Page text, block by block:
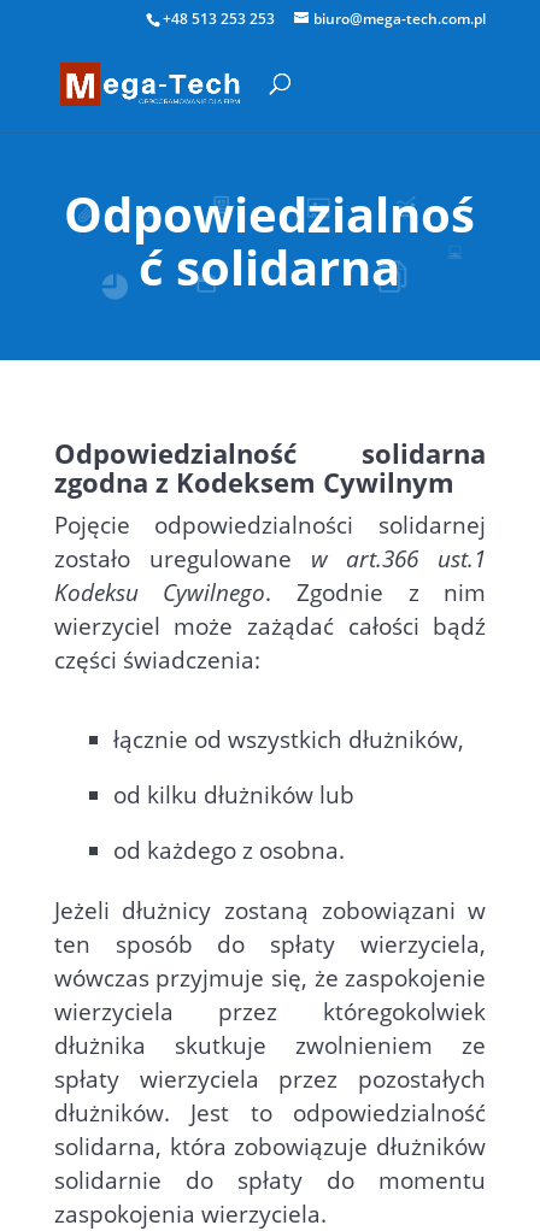
+48 513 253 253 biuro@mega-tech.com.pl
Odpowiedzialnoś
ć solidarna
Odpowiedzialność solidarna
zgodna z Kodeksem Cywilnym
Pojęcie odpowiedzialności solidarnej
zostało uregulowane w art.366 ust.1
Kodeksu Cywilnego. Zgodnie z nim
wierzyciel może zażądać całości bądź
części świadczenia:
łącznie od wszystkich dłużników,
od kilku dłużników lub
od każdego z osobna.
Jeżeli dłużnicy zostaną zobowiązani w
ten sposób do spłaty wierzyciela,
wówczas przyjmuje się, że zaspokojenie
wierzyciela przez któregokolwiek
dłużnika skutkuje zwolnieniem ze
spłaty wierzyciela przez pozostałych
dłużników. Jest to odpowiedzialność
solidarna, która zobowiązuje dłużników
solidarnie do spłaty do momentu
zaspokojenia wierzyciela.